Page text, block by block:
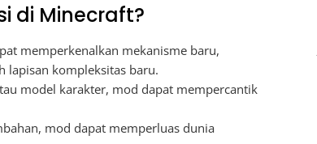
di Minecraft?
memperkenalkan mekanisme baru,
lapisan kompleksitas baru.
model karakter, mod dapat mempercantik
mod dapat memperluas dunia